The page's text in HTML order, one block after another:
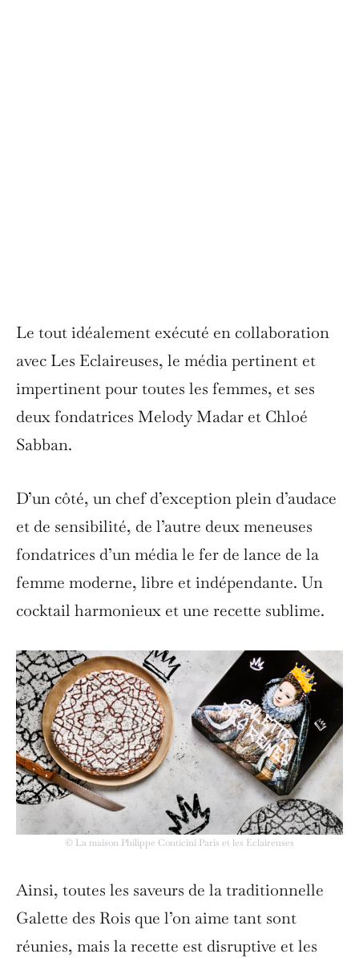
Le tout idéalement exécuté en collaboration
avec Les Eclaireuses, le média pertinent et
impertinent pour toutes les femmes, et ses
deux fondatrices Melody Madar et Chloé
Sabban.
D’un côté, un chef d’exception plein d’audace
et de sensibilité, de l’autre deux meneuses
fondatrices d’un média le fer de lance de la
femme moderne, libre et indépendante. Un
cocktail harmonieux et une recette sublime.
© La maison Philippe Conticini Paris et les Eclaireuses
Ainsi, toutes les saveurs de la traditionnelle
Galette des Rois que l’on aime tant sont
réunies, mais la recette est disruptive et les